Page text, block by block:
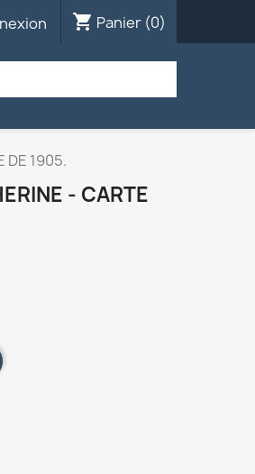
shopping_cart Panier (0)
DE 1905.
- CARTE